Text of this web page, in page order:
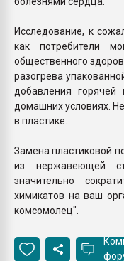
Исследование, к
как потребители
общественного
разогрева
добавления
домашних условиях.
в пластике.
Замена пластиковой
из нержавеющей
значительно
химикатов на ваш
комсомолец".